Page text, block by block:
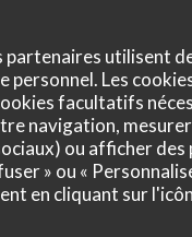
partenaires utilisent
personnel. Les
facultatifs
navigation,
ou afficher
» ou «
en cliquant sur
aux personnes à
Espèces, Visa,